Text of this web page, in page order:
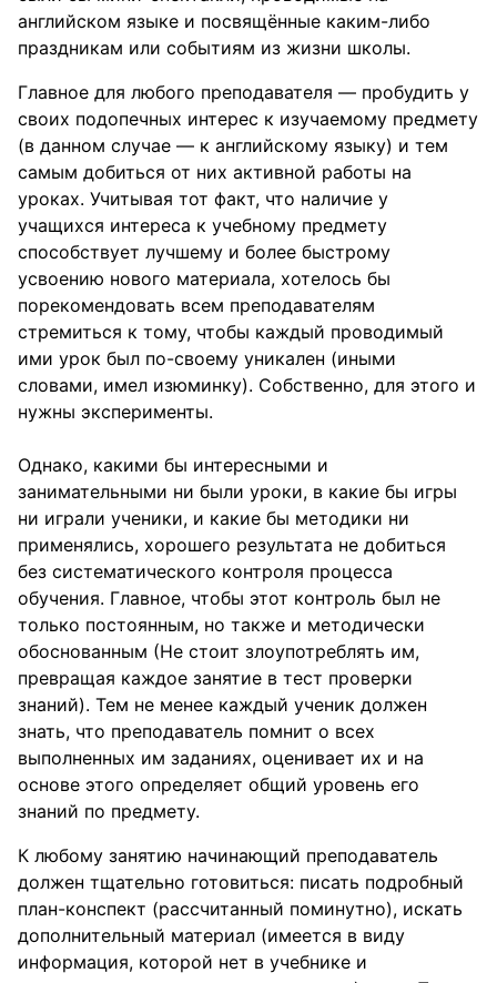
английском языке и посвящённые каким-либо
праздникам или событиям из жизни школы.
Главное для любого преподавателя — пробудить у
своих подопечных интерес к изучаемому предмету
(в данном случае — к английскому языку) и тем
самым добиться от них активной работы на
уроках. Учитывая тот факт, что наличие у
учащихся интереса к учебному предмету
способствует лучшему и более быстрому
усвоению нового материала, хотелось бы
порекомендовать всем преподавателям
стремиться к тому, чтобы каждый проводимый
ими урок был по-своему уникален (иными
словами, имел изюминку). Собственно, для этого и
нужны эксперименты.
Однако, какими бы интересными и
занимательными ни были уроки, в какие бы игры
ни играли ученики, и какие бы методики ни
применялись, хорошего результата не добиться
без систематического контроля процесса
обучения. Главное, чтобы этот контроль был не
только постоянным, но также и методически
обоснованным (Не стоит злоупотреблять им,
превращая каждое занятие в тест проверки
знаний). Тем не менее каждый ученик должен
знать, что преподаватель помнит о всех
выполненных им заданиях, оценивает их и на
основе этого определяет общий уровень его
знаний по предмету.
К любому занятию начинающий преподаватель
должен тщательно готовиться: писать подробный
план-конспект (рассчитанный поминутно), искать
дополнительный материал (имеется в виду
информация, которой нет в учебнике и